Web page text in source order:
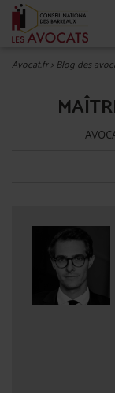
Avocat.fr>Blog des